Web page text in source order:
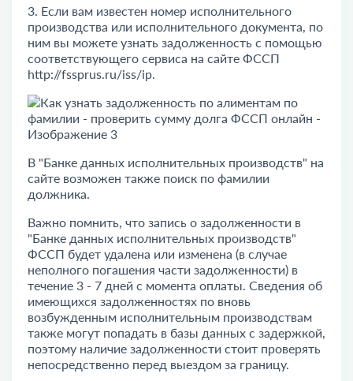
3. Если вам известен номер исполнительного
производства или исполнительного документа, по
ним вы можете узнать задолженность с помощью
соответствующего сервиса на сайте ФССП
http://fssprus.ru/iss/ip.
В "Банке данных исполнительных производств" на
сайте возможен также поиск по фамилии
должника.
Важно помнить, что запись о задолженности в
"Банке данных исполнительных производств"
ФССП будет удалена или изменена (в случае
неполного погашения части задолженности) в
течение 3 - 7 дней с момента оплаты. Сведения об
имеющихся задолженностях по вновь
возбужденным исполнительным производствам
также могут попадать в базы данных с задержкой,
поэтому наличие задолженности стоит проверять
непосредственно перед выездом за границу.